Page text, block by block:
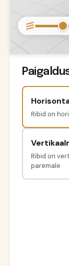
Ribid on
Ribid on
paremale